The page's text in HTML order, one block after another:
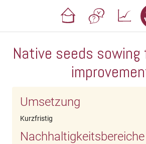
Native seeds
Umsetzung
Kurzfristig
Nachhaltigkeitsbereiche